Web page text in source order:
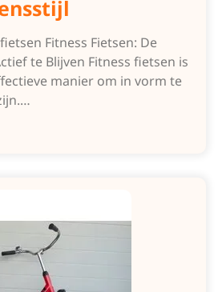
Fitness Fietsen: De
te Blijven Fitness fietsen is
manier om in vorm te